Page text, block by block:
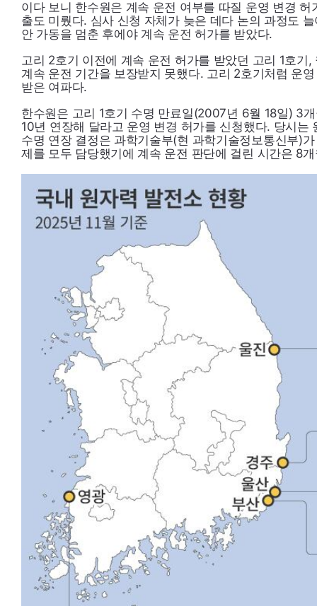
이다 보니 한수원은 계속 운전 여부를 따질 운영 변경
출도 미뤘다. 심사 신청 자체가 늦은 데다 논의 과정도
안 가동을 멈춘 후에야 계속 운전 허가를 받았다.
고리 2호기 이전에 계속 운전 허가를 받았던 고리 1호기
계속 운전 기간을 보장받지 못했다. 고리 2호기처럼 운
받은 여파다.
한수원은 고리 1호기 수명 만료일(2007년 6월 18일) 3
10년 연장해 달라고 운영 변경 허가를 신청했다. 당시는
수명 연장 결정은 과학기술부(현 과학기술정보통신부)
제를 모두 담당했기에 계속 운전 판단에 걸린 시간은 8